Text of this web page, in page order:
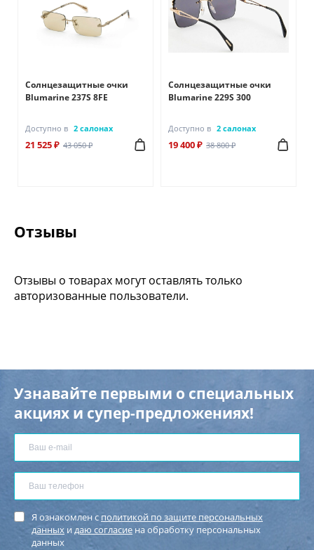
Солнцезащитные очки
Blumarine 237S 8FE
Доступно в 2 салонах
21 525 ₽ 43 050 ₽
Солнцезащитные очки
Blumarine 229S 300
Доступно в 2 салонах
19 400 ₽ 38 800 ₽
Отзывы
Отзывы о товарах могут оставлять только
авторизованные пользователи.
Узнавайте первыми о специальных
акциях и супер-предложениях!
Я ознакомлен с политикой по защите персональных
данных идаю согласие на обработку персональных
данных